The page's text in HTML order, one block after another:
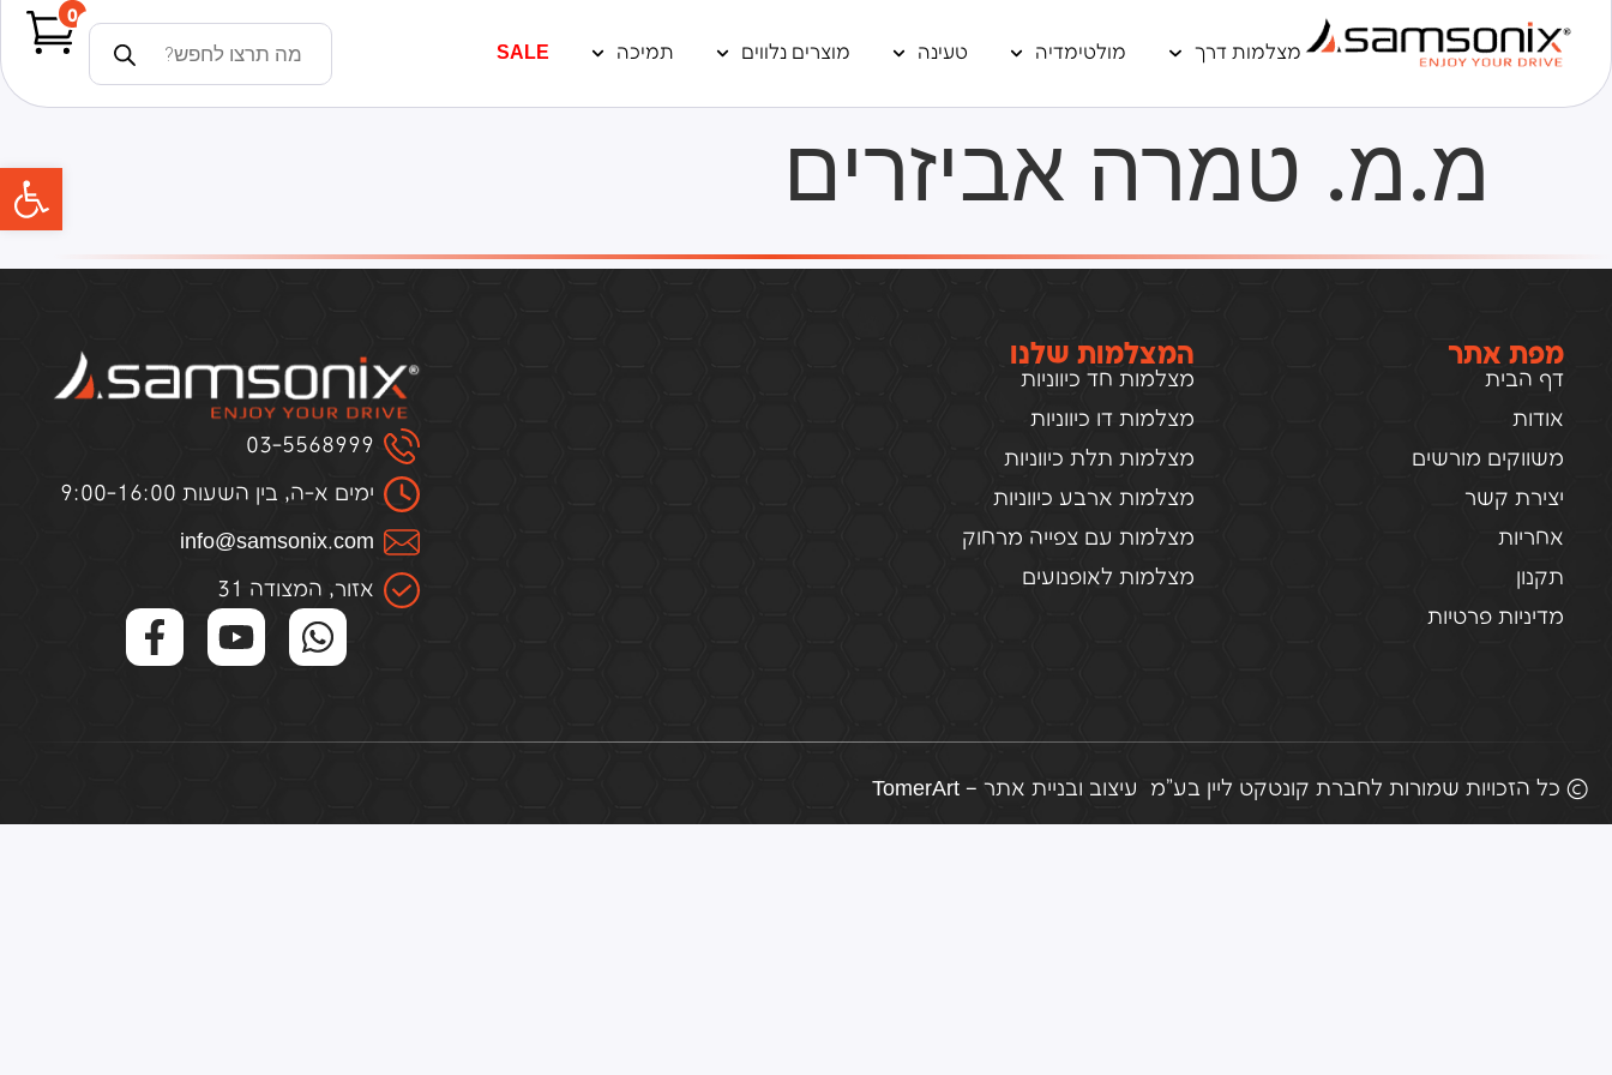
מצלמות דרך מולטימדיה טעינה מוצרים נלווים תמיכה SALE
0
מ.מ. טמרה אביזרים
מפת אתר
דף הבית
אודות
משווקים מורשים
יצירת קשר
אחריות
תקנון
מדיניות פרטיות
המצלמות שלנו
מצלמות חד כיווניות
מצלמות דו כיווניות
מצלמות תלת כיווניות
מצלמות ארבע כיווניות
מצלמות עם צפייה מרחוק
מצלמות לאופנועים
03-5568999
ימים א-ה, בין השעות 9:00-16:00
infо@samsоnix.cоm
אזור, המצודה 31
© כל הזכויות שמורות לחברת קונטקט ליין בע"מ עיצוב ובניית אתר – TomerArt